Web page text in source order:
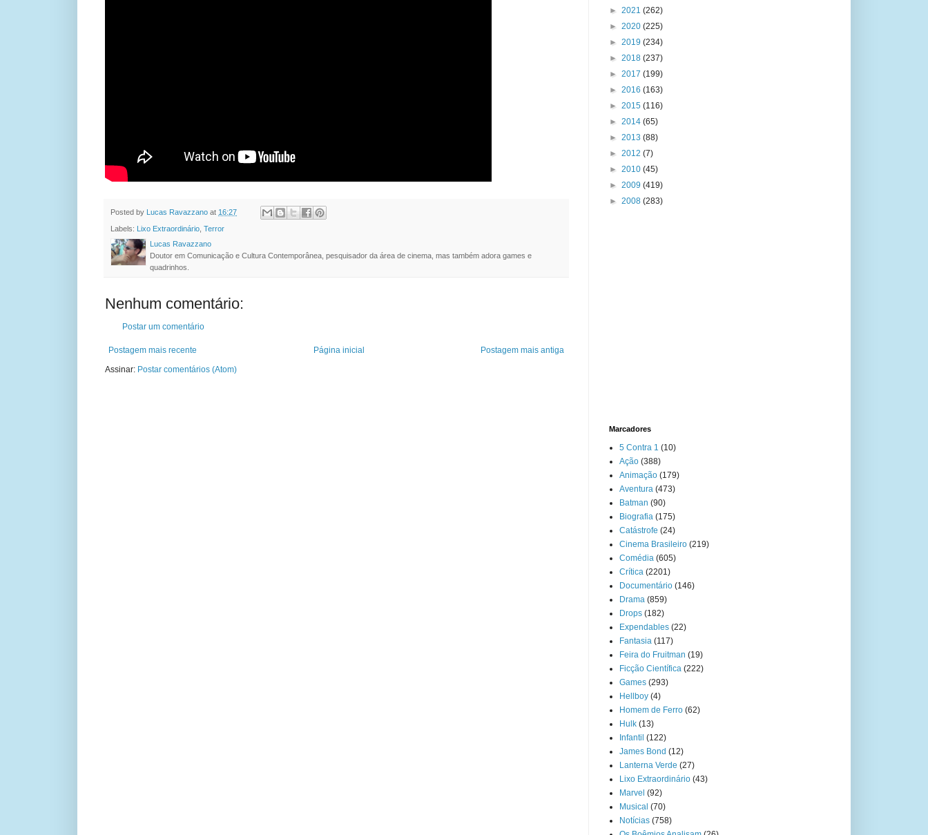
Posted by Lucas Ravazzano at 16:27
Labels: Lixo Extraordinário Terror
Lucas Ravazzano
Doutor em Comunicação e Cultura Contemporânea, pesquisador da área de cinema, mas também adora games e
quadrinhos.
Nenhum comentário:
Postar um comentário
Postagem mais recente Postagem mais antiga
Página inicial
Assinar: Postar comentários (Atom)
► 2021 (262)
► 2020 (225)
► 2019 (234)
► 2018 (237)
► 2017 (199)
► 2016 (163)
► 2015 (116)
► 2014 (65)
► 2013 (88)
► 2012 (7)
► 2010 (45)
► 2009 (419)
► 2008 (283)
Marcadores
5 Contra 1 (10)
Ação (388)
Animação (179)
Aventura (473)
Batman (90)
Biografia (175)
Catástrofe (24)
Cinema Brasileiro (219)
Comédia (605)
Crítica (2201)
Documentário (146)
Drama (859)
Drops (182)
Expendables (22)
Fantasia (117)
Feira do Fruitman (19)
Ficção Científica (222)
Games (293)
Hellboy (4)
Homem de Ferro (62)
Hulk (13)
Infantil (122)
James Bond (12)
Lanterna Verde (27)
Lixo Extraordinário (43)
Marvel (92)
Musical (70)
Notícias (758)